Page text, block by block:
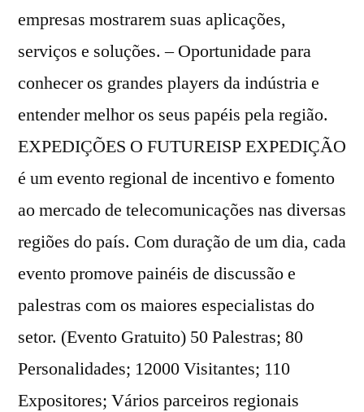
empresas mostrarem suas aplicações,
serviços e soluções. – Oportunidade para
conhecer os grandes players da indústria e
entender melhor os seus papéis pela região.
EXPEDIÇÕES O FUTUREISP EXPEDIÇÃO
é um evento regional de incentivo e fomento
ao mercado de telecomunicações nas diversas
regiões do país. Com duração de um dia, cada
evento promove painéis de discussão e
palestras com os maiores especialistas do
setor. (Evento Gratuito) 50 Palestras; 80
Personalidades; 12000 Visitantes; 110
Expositores; Vários parceiros regionais